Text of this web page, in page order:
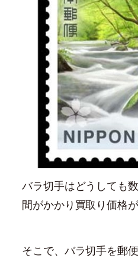
バラ切手はどうしても
間がかかり買取り価格
そこで、バラ切手を郵